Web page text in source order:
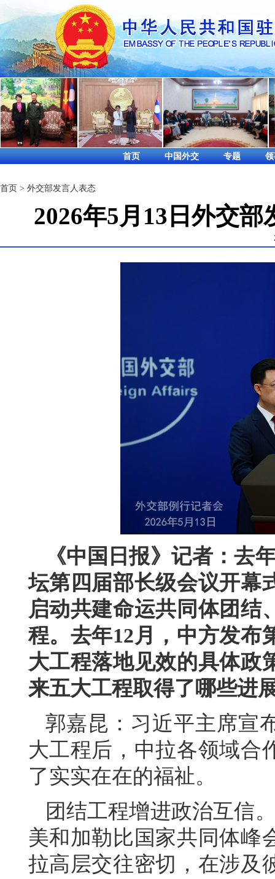
首页 中国外交 专题
首页 > 外交部发言人表态
2026年5月13日外交
《中国日报》记者：去
坛第四届部长级会议开幕
启动共建命运共同体团结
程。去年12月，中方发布
大工程落地见效的具体政
来五大工程取得了哪些进
郭嘉昆：习近平主席宣
大工程后，中拉各领域合
了实实在在的福祉。
团结工程增进政治互信
美和加勒比国家共同体峰
拉高层交往密切，在涉及